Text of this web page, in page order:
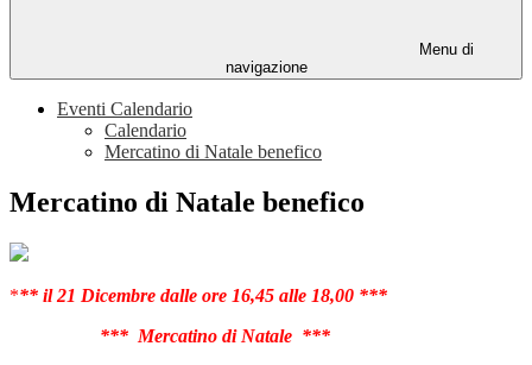
Menu di
navigazione
Eventi Calendario
Calendario
Mercatino di Natale benefico
Mercatino di Natale benefico
*** il 21 Dicembre dalle ore 16,45 alle 18,00 ***
*** Mercatino di Natale ***